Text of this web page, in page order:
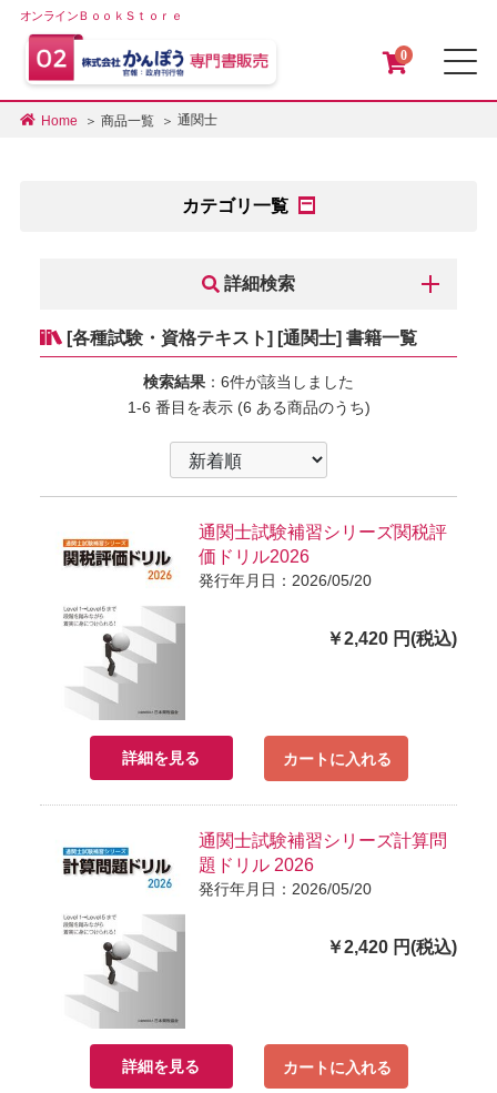
オンラインＢｏｏｋＳｔｏｒｅ
0
Home 商品一覧 通関士
カテゴリ一覧
詳細検索
[各種試験・資格テキスト] [通関士] 書籍一覧
検索結果 ：6件が該当しました
1-6 番目を表示 (6 ある商品のうち)
通関士試験補習シリーズ関税評
価ドリル2026
発行年月日：2026/05/20
￥2,420 円(税込)
詳細を見る カートに入れる
通関士試験補習シリーズ計算問
題ドリル 2026
発行年月日：2026/05/20
￥2,420 円(税込)
詳細を見る カートに入れる